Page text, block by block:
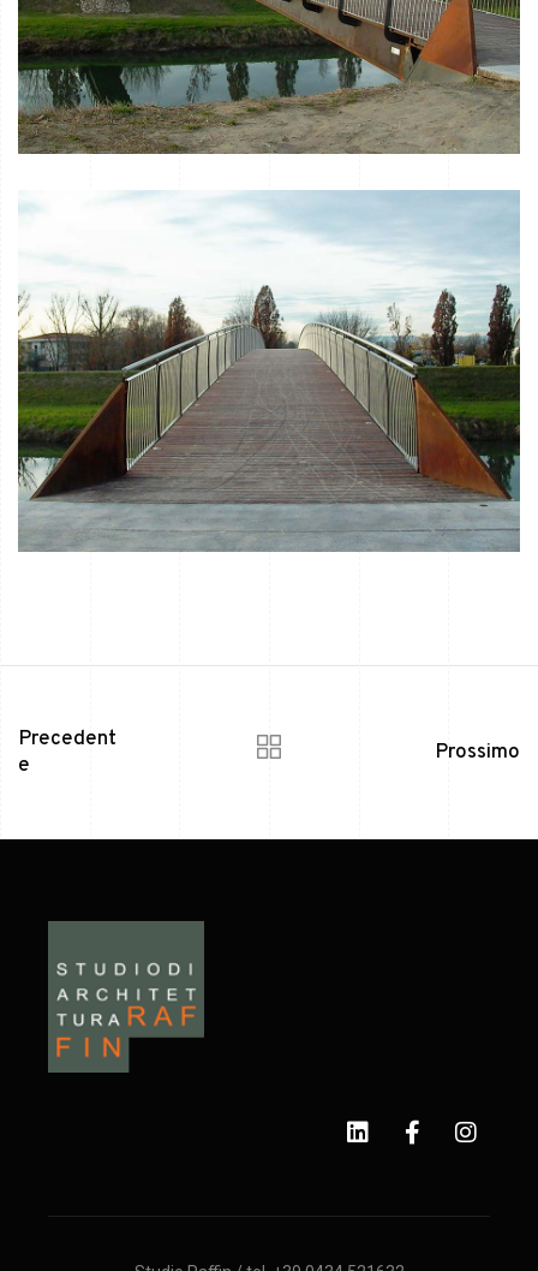
Precedent
e
Prossimo